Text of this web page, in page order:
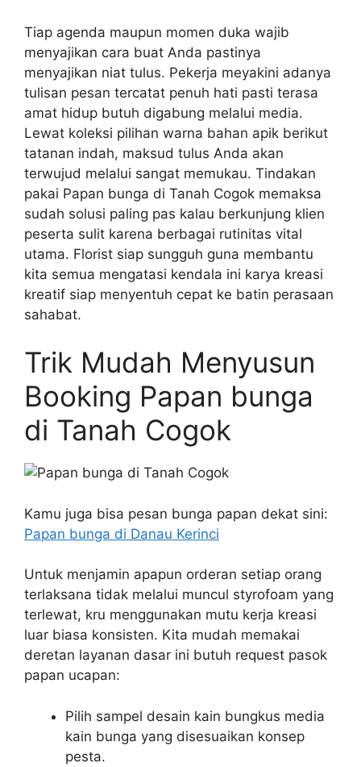
Tiap agenda maupun momen duka wajib
menyajikan cara buat Anda pastinya
menyajikan niat tulus. Pekerja meyakini adanya
tulisan pesan tercatat penuh hati pasti terasa
amat hidup butuh digabung melalui media.
Lewat koleksi pilihan warna bahan apik berikut
tatanan indah, maksud tulus Anda akan
terwujud melalui sangat memukau. Tindakan
pakai Papan bunga di Tanah Cogok memaksa
sudah solusi paling pas kalau berkunjung klien
peserta sulit karena berbagai rutinitas vital
utama. Florist siap sungguh guna membantu
kita semua mengatasi kendala ini karya kreasi
kreatif siap menyentuh cepat ke batin perasaan
sahabat.
Trik Mudah Menyusun
Booking Papan bunga
di Tanah Cogok
Kamu juga bisa pesan bunga papan dekat sini:
Papan bunga di Danau Kerinci
Untuk menjamin apapun orderan setiap orang
terlaksana tidak melalui muncul styrofoam yang
terlewat, kru menggunakan mutu kerja kreasi
luar biasa konsisten. Kita mudah memakai
deretan layanan dasar ini butuh request pasok
papan ucapan:
Pilih sampel desain kain bungkus media
kain bunga yang disesuaikan konsep
pesta.